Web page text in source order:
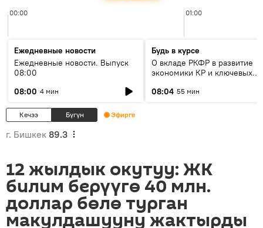
00:00 01:00
Ежедневные новости
Ежедневные новости. Выпуск
08:00
08:00 4 мин
Будь в курсе
О вкладе РКФР в развитие
экономики КР и ключевых
08:04 55 мин
Кечээ Бүгүн Эфирге
г. Бишкек 89.3
12 жылдык окутуу: ЖК
билим берүүгө 40 млн.
доллар бөлө турган
макулдашууну жактырды